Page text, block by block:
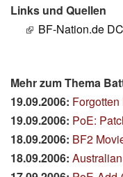
Links und Quellen
BF-Nation.de
Mehr zum Thema
19.09.2006:
19.09.2006: PoE:
18.09.2006: BF2
18.09.2006: